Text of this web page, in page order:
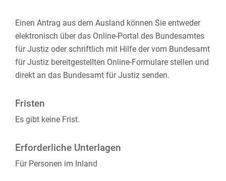
Einen Antrag aus dem Ausland können Sie entweder
elektronisch über das Online-Portal des Bundesamtes
für Justiz oder schriftlich mit Hilfe der vom Bundesamt
für Justiz bereitgestellten Online-Formulare stellen und
direkt an das Bundesamt für Justiz senden.
Fristen
Es gibt keine Frist.
Erforderliche Unterlagen
Für Personen im Inland